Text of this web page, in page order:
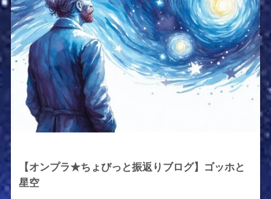
【オンプラ★ちょびっと振返りブログ】ゴッホと
星空